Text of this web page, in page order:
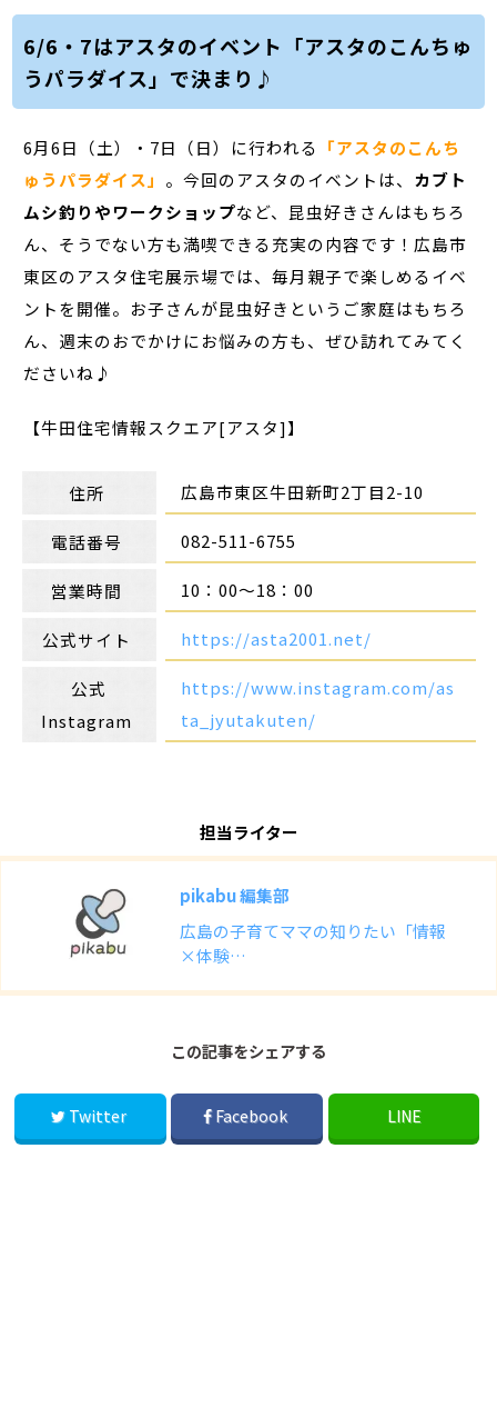
6/6・7はアスタのイベント「アスタのこんちゅ
うパラダイス」で決まり♪
6月6日（土）・7日（日）に行われる 「アスタのこんち
ゅうパラダイス」 。今回のアスタのイベントは、 カブト
ムシ釣りやワークショップなど、昆虫好きさんはもちろ
ん、そうでない方も満喫できる充実の内容です！広島市
東区のアスタ住宅展示場では、毎月親子で楽しめるイベ
ントを開催。お子さんが昆虫好きというご家庭はもちろ
ん、週末のおでかけにお悩みの方も、ぜひ訪れてみてく
ださいね♪
【牛田住宅情報スクエア[アスタ]】
住所 広島市東区牛田新町2丁目2-10
電話番号 082-511-6755
営業時間 10：00～18：00
公式サイト https://asta2001.net/
公式
Instagram
https://www.instagram.com/as
ta_jyutakuten/
担当ライター
pikabu 編集部
広島の子育てママの知りたい「情報
×体験…
この記事をシェアする
Twitter Facebook LINE